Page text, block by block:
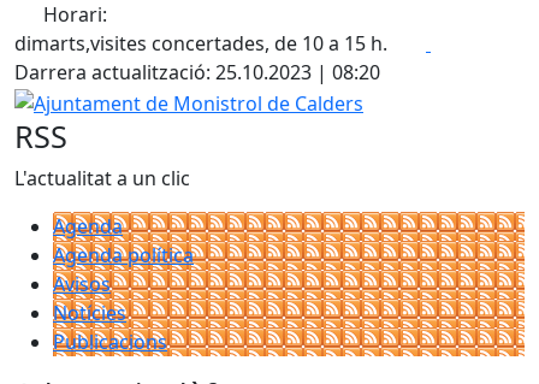
Horari:
dimarts,visites concertades, de 10 a 15 h.
Darrera actualització: 25.10.2023 | 08:20
Ajuntament de Monistrol de Calders
RSS
L'actualitat a un clic
Agenda
Agenda política
Avisos
Notícies
Publicacions